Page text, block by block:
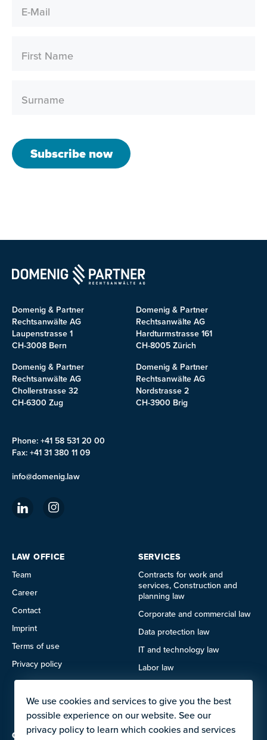
E-Mail
First Name
Surname
Subscribe now
Domenig & Partner
Rechtsanwälte AG
Laupenstrasse 1
CH-3008 Bern
Domenig & Partner
Rechtsanwälte AG
Hardturmstrasse 161
CH-8005 Zürich
Domenig & Partner
Rechtsanwälte AG
Chollerstrasse 32
CH-6300 Zug
Domenig & Partner
Rechtsanwälte AG
Nordstrasse 2
CH-3900 Brig
Phone: +41 58 531 20 00
Fax: +41 31 380 11 09
info@domenig.law
LAW OFFICE
Team
Career
Contact
Imprint
Terms of use
Privacy policy
SERVICES
Contracts for work and
services, Construction and
planning law
Corporate and commercial law
Data protection law
IT and technology law
Labor law
Real estate law
OFFERS FOR
We use cookies and services to give you the best
possible experience on our website. See our
privacy policy to learn which cookies and services